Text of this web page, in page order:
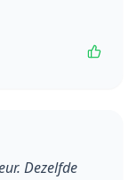
Dezelfde